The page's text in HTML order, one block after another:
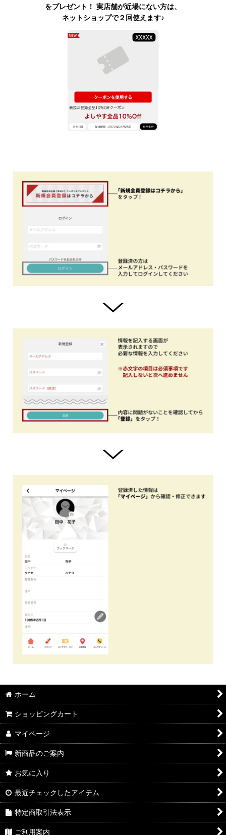
をプレゼント！ 実店舗が近場にない方は、
ネットショップで２回使えます♪
ホーム
ショッピングカート
マイページ
新商品のご案内
お気に入り
最近チェックしたアイテム
特定商取引法表示
ご利用案内